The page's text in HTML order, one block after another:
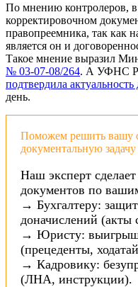
По мнению контролеров, в
корректировочном
правопреемника, так как
является он и
Такое мнение выразил
№ 03-07-08/264. А УФНС
подтвердила
день.
Поможем решить вашу
документальную
Наш эксперт
документов по
→ Бухгалтеру:
доначислений (акты
→ Юристу:
(прецеденты,
→ Кадровику:
(ЛНА, инструкции).